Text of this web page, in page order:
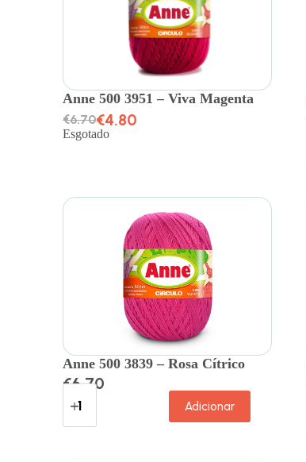
Anne 500 3951 – Viva Magenta
€6.70€4.80
Esgotado
Anne 500 3839 – Rosa Cítrico
€6.70
Adicionar